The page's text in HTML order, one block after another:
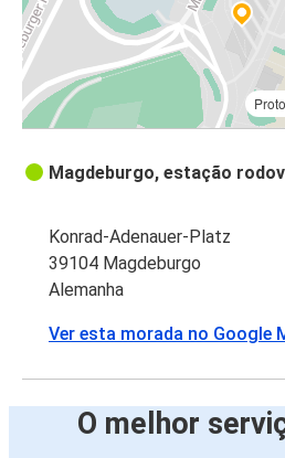
Magdeburgo, estação
Konrad-Adenauer-Platz
39104 Magdeburgo
Alemanha
Ver esta morada no Google
O melhor